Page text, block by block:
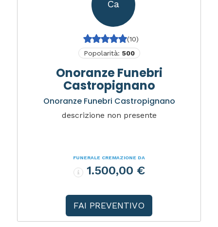
Ca
(10)
Popolarità: 500
Onoranze Funebri
Castropignano
Onoranze Funebri Castropignano
descrizione non presente
FUNERALE CREMAZIONE DA
1.500,00 €
FAI PREVENTIVO